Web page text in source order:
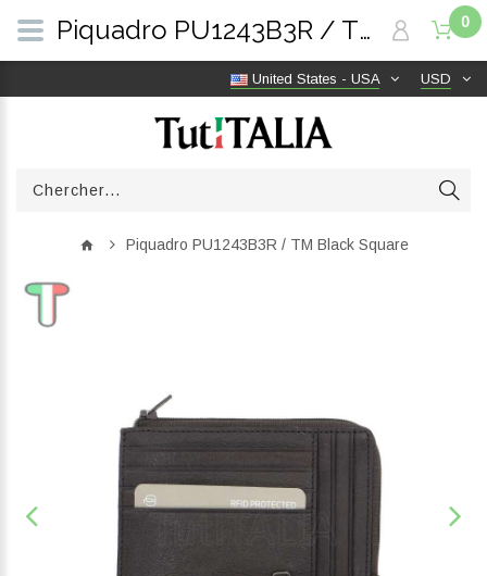
USD
United States - USA
0
Piquadro PU1243B3R / TM Black Square
Piquadro PU1243B3R / TM Black Square | TutITALIA